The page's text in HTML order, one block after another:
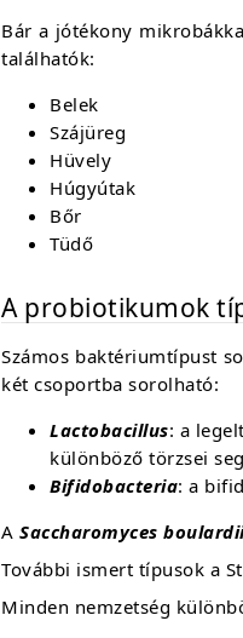
Bár a jótékony
találhatók:
Belek
Szájüreg
Hüvely
Húgyútak
Bőr
Tüdő
A probiotikumok
Számos baktériumtípust
két csoportba sorolható:
Lactobacillus: a
különböző törzsei
Bifidobacteria: a
A Saccharomyces
További ismert típusok a
Minden nemzetség